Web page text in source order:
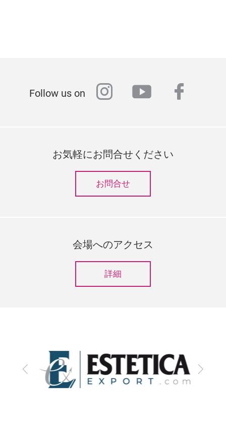
Follow us on instagram
youtube
お気軽にお問合せください
お問合せ
会場へのアクセス
詳細
前
次